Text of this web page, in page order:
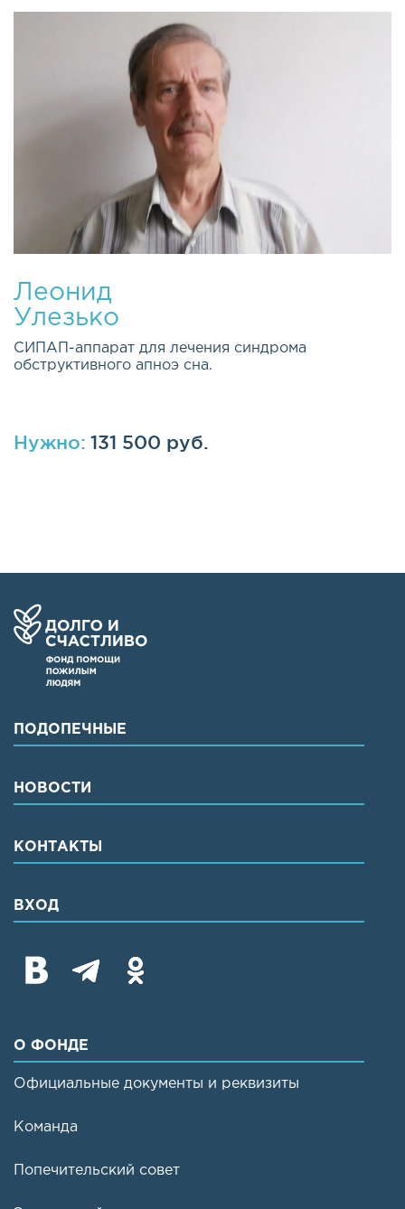
Леонид
Улезько
СИПАП-аппарат для лечения синдрома
обструктивного апноэ сна.
Нужно: 131 500 руб.
ПОДОПЕЧНЫЕ
НОВОСТИ
КОНТАКТЫ
ВХОД
О ФОНДЕ
Официальные документы и реквизиты
Команда
Попечительский совет